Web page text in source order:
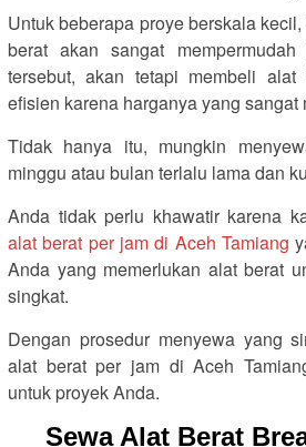
Untuk beberapa proye berskala
berat akan sangat mempermudah
tersebut, akan tetapi membeli
efisien karena harganya yang sangat
Tidak hanya itu, mungkin
minggu atau bulan terlalu lama dan
Anda tidak perlu khawatir karena
alat berat per jam di Aceh Tamiang
Anda yang memerlukan alat berat
singkat.
Dengan prosedur menyewa yang
alat berat per jam di Aceh
untuk proyek Anda.
Sewa Alat Berat